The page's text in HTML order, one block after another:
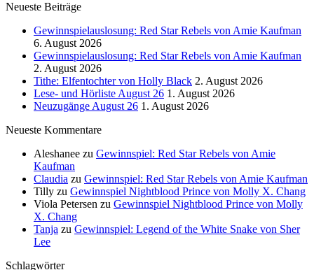
Neueste Beiträge
Gewinnspielauslosung: Red Star Rebels von Amie Kaufman
6. August 2026
Gewinnspielauslosung: Red Star Rebels von Amie Kaufman
2. August 2026
Tithe: Elfentochter von Holly Black 2. August 2026
Lese- und Hörliste August 26 1. August 2026
Neuzugänge August 26 1. August 2026
Neueste Kommentare
Aleshanee zu Gewinnspiel: Red Star Rebels von Amie
Kaufman
Claudia zu Gewinnspiel: Red Star Rebels von Amie Kaufman
Tilly zu Gewinnspiel Nightblood Prince von Molly X. Chang
Viola Petersen zu Gewinnspiel Nightblood Prince von Molly
X. Chang
Tanja zu Gewinnspiel: Legend of the White Snake von Sher
Lee
Schlagwörter